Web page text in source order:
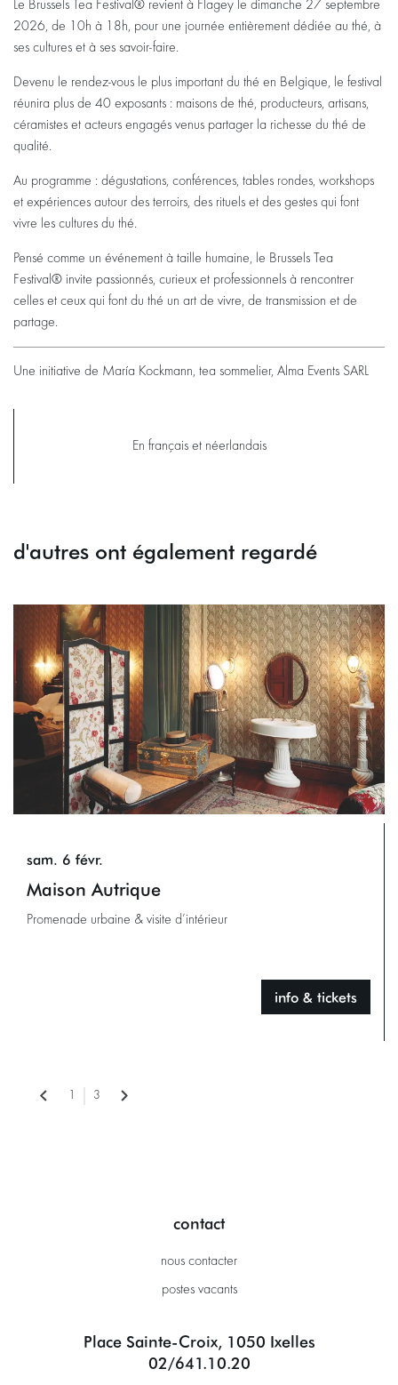
Le Brussels Tea Festival® revient à Flagey le dimanche 27 septembre
2026, de 10h à 18h, pour une journée entièrement dédiée au thé, à
ses cultures et à ses savoir-faire.
Devenu le rendez-vous le plus important du thé en Belgique, le festival
réunira plus de 40 exposants : maisons de thé, producteurs, artisans,
céramistes et acteurs engagés venus partager la richesse du thé de
qualité.
Au programme : dégustations, conférences, tables rondes, workshops
et expériences autour des terroirs, des rituels et des gestes qui font
vivre les cultures du thé.
Pensé comme un événement à taille humaine, le Brussels Tea
Festival® invite passionnés, curieux et professionnels à rencontrer
celles et ceux qui font du thé un art de vivre, de transmission et de
partage.
Une initiative de María Kockmann, tea sommelier, Alma Events SARL
En français et néerlandais
d'autres ont également regardé
Maison Autrique
Promenade urbaine & visite d’intérieur
sam. 6 févr.
info & tickets
3
contact
nous contacter
postes vacants
Place Sainte-Croix, 1050 Ixelles
02/641.10.20